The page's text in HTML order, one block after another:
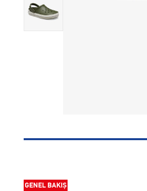
GENEL BAKIŞ